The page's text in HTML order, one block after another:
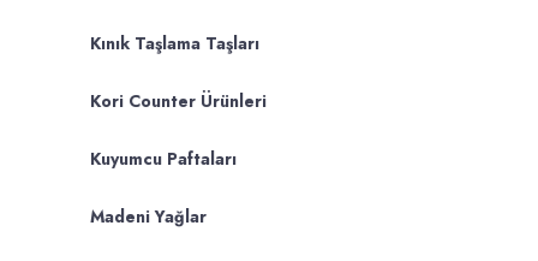
Kınık Taşlama Taşları
Kori Counter Ürünleri
Kuyumcu Paftaları
Madeni Yağlar